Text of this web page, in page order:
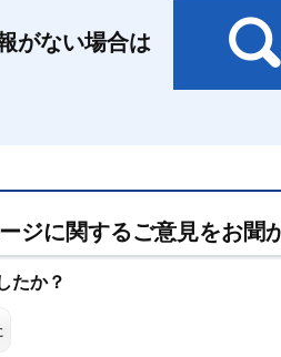
がない場合は
ジに関するご意見をお聞
たか？